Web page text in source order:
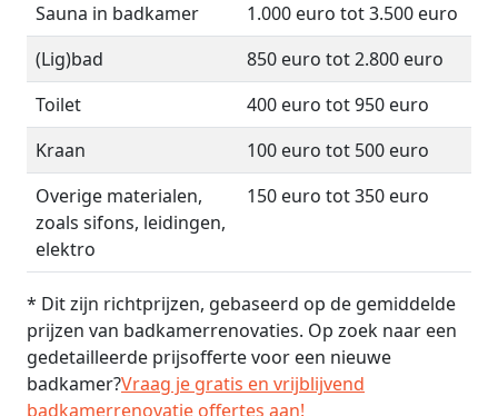
Sauna in badkamer
1.000 euro tot 3.500 euro
(Lig)bad
850 euro tot 2.800 euro
Toilet
400 euro tot 950 euro
Kraan
100 euro tot 500 euro
Overige materialen,
zoals sifons, leidingen,
elektro
150 euro tot 350 euro
* Dit zijn richtprijzen, gebaseerd op de gemiddelde
prijzen van badkamerrenovaties. Op zoek naar een
gedetailleerde prijsofferte voor een nieuwe
badkamer?Vraag je gratis en vrijblijvend
badkamerrenovatie offertes aan!